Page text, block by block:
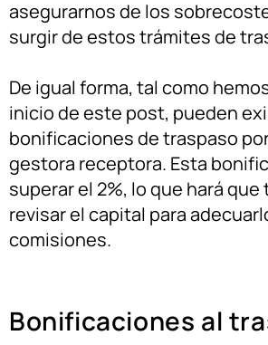
asegurarnos de los
surgir de estos trámites de
De igual forma, tal como
inicio de este post, pueden
bonificaciones de traspaso
gestora receptora. Esta
superar el 2%, lo que hará
revisar el capital para
comisiones.
Bonificaciones al